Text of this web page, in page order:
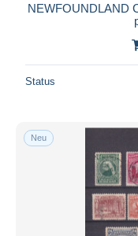
NEWFOUNDLAND
Status
Neu